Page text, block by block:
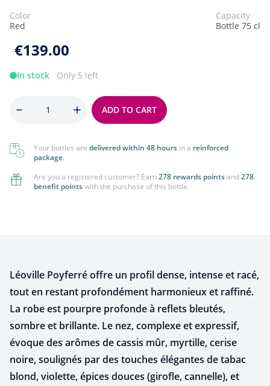
Color
Red
Capacity
Bottle 75 cl
€139.00
In stock Only 5 left
ADD TO CART
Your bottles are delivered within 48 hours in a reinforced
package.
Are you a registered customer? Earn278 rewards pointsand278
benefit pointswith the purchase of this bottle.
Léoville Poyferré offre un profil dense, intense et racé,
tout en restant profondément harmonieux et raffiné.
La robe est pourpre profonde à reflets bleutés,
sombre et brillante. Le nez, complexe et expressif,
évoque des arômes de cassis mûr, myrtille, cerise
noire, soulignés par des touches élégantes de tabac
blond, violette, épices douces (girofle, cannelle), et